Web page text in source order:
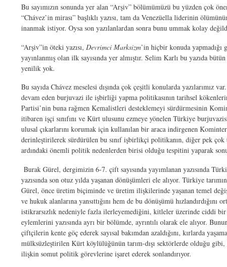
Bu sayımızın sonunda yer alan “Arşiv” bölümümüzü bu yüzden çok
“Chávez’in mirası” başlıklı yazısı, tam da Venezüella liderinin
inanmak istiyor. Oysa son yazılanlardan sonra bunu ummak kolay
“Arşiv”in öteki yazısı, Devrimci Marksizm’in hiçbir konuda
yayınlanmış olan ilk sayısında yer almıştır. Selim Karlı bu yazıda
yenilik yok.
Bu sayıda Chávez meselesi dışında çok çeşitli konularda
devam eden burjuvazi ile işbirliği yapma politikasının tarihsel
Partisi’nin buna rağmen Kemalistleri desteklemeyi sürdürmesinin
itibaren işçi sınıfını ve Kürt ulusunu ezmeye yönelen Türkiye
ulusal çıkarlarını korumak için kullanılan bir araca indirgenen
derinleştirilerek sürdürülen bu sınıf işbirlikçi politikanın, diğer pek çok
ardındaki önemli politik nedenlerden birisi olduğu tespitini yaparak
Burak Gürel, dergimizin 6-7. çift sayısında yayımlanan yazısında
yazısında son otuz yılda yaşanan dönüşümleri ele alıyor. Türkiye
Gürel, önce üretim biçiminde ve üretim ilişkilerinde yaşanan temel
ve hukuk alanlarına yansıttığını hem de bu dönüşümü
istikrarsızlık nedeniyle fazla ilerleyemediğini, kitleler üzerinde ciddi bir
eylemlerini yazısında ayrı bir bölümde, ayrıntılı olarak ele alıyor.
çiftçilerin kente göç ederek sayısal bakımdan azaldığını, kırlarda
mülksüzleştirilen Kürt köylülüğünün tarım-dışı sektörlerde olduğu gibi,
ilişkin somut politik görevlerine işaret ederek sonlandırıyor.